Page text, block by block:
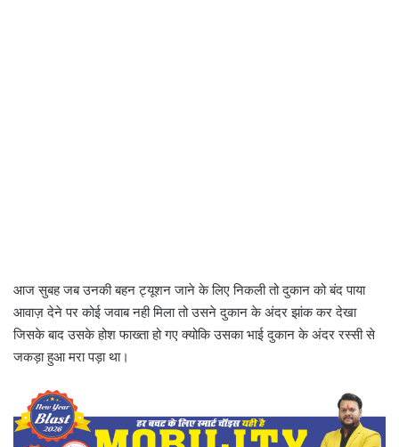
आज सुबह जब उनकी बहन ट्यूशन जाने के लिए निकली तो दुकान को बंद पाया
आवाज़ देने पर कोई जवाब नही मिला तो उसने दुकान के अंदर झांक कर देखा
जिसके बाद उसके होश फाख्ता हो गए क्योकि उसका भाई दुकान के अंदर रस्सी से
जकड़ा हुआ मरा पड़ा था।